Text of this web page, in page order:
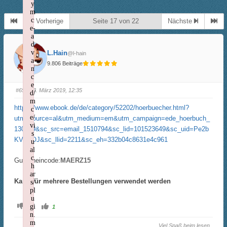
Vorherige Seite 17 von 22 Nächste
L.Hain@l-hain
9.806 Beiträge
#65 · 13. März 2019, 12:35
https://www.ebook.de/de/category/52202/hoerbuecher.html?
utm_source=al&utm_medium=em&utm_campaign=ede_hoerbuch_
130319&sc_src=email_1510794&sc_lid=101523649&sc_uid=Pe2b
KVHgOJ&sc_llid=2211&sc_eh=332b04c8631e4c961
Gutscheincode: MAERZ15
Kann für mehrere Bestellungen verwendet werden
0
A 1
Viel Spaß beim lesen
y
m
c
e-
a
d
v
a
n
c
e
d/
m
c
e/
vi
s
u
al
c
h
ar
s/
pl
u
gi
n.
m